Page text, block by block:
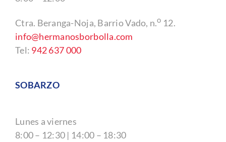
Ctra. Beranga-Noja, Barrio Vado, n.o 12.
info@hermanosborbolla.com
Tel: 942 637 000
SOBARZO
Lunes a viernes
8:00 – 12:30 | 14:00 – 18:30